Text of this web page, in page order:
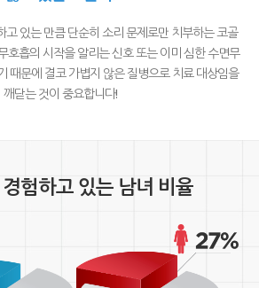
고 있는 만큼 단순히 소리 문제로만 치부하는 코골
호흡의 시작을 알리는 신호 또는 이미 심한 수면무
때문에 결코 가볍지 않은 질병으로 치료 대상임을
깨닫는 것이 중요합니다!
험하고 있는 남녀 비율